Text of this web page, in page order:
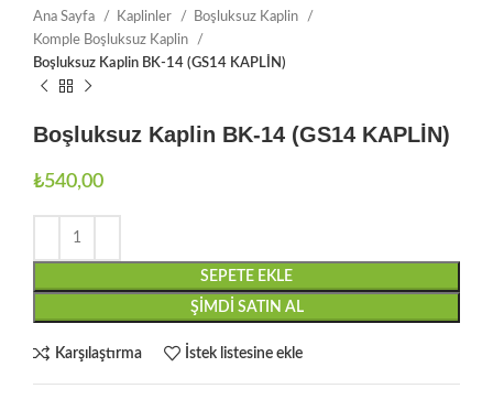
Ana Sayfa Kaplinler
Boşluksuz Kaplin
Komple Boşluksuz Kaplin
Boşluksuz Kaplin BK-14 (GS14 KAPLİN)
Boşluksuz Kaplin BK-14 (GS14 KAPLİN)
₺540,00
SEPETE EKLE
ŞIMDI SATIN AL
Karşılaştırma İstek listesine ekle